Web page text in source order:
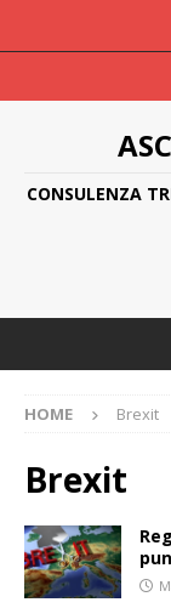
CONSULENZA
HOME Brexit
Brexit